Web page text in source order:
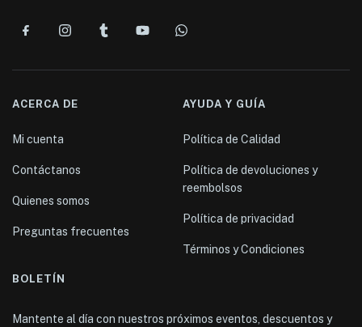
ACERCA DE
Mi cuenta
Contáctanos
Quienes somos
Preguntas frecuentes
AYUDA Y GUÍA
Política de Calidad
Política de devoluciones y
reembolsos
Política de privacidad
Términos y Condiciones
BOLETÍN
Mantente al día con nuestros próximos eventos, descuentos y